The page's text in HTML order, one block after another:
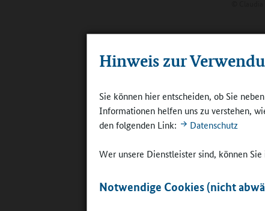
Hinweis zur
Sie können hier entscheiden, ob Sie
Informationen helfen uns zu verstehen,
den folgenden Link:
Datenschutz
Wer unsere Dienstleister sind, können
Notwendige Cookies (nicht ihrem
ein